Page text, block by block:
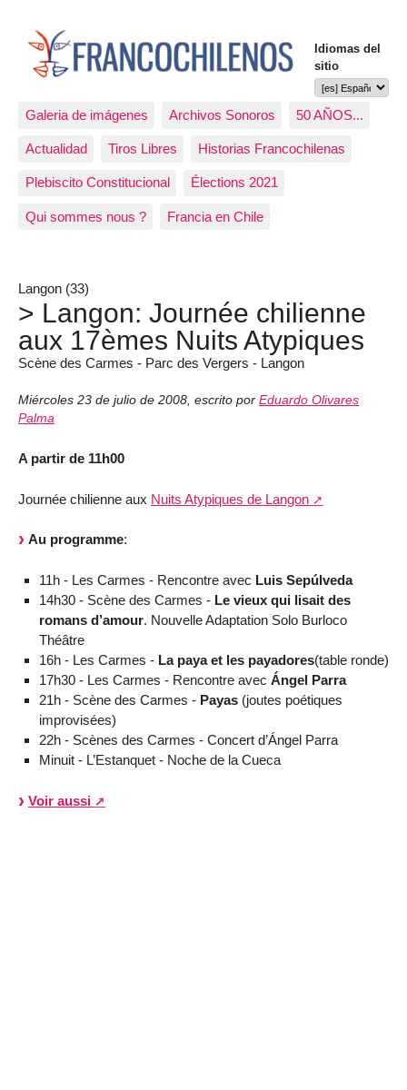
Idiomas del
sitio
Galeria de imágenes Archivos Sonoros 50 AÑOS...
Actualidad Tiros Libres Historias Francochilenas
Plebiscito Constitucional Élections 2021
Qui sommes nous ? Francia en Chile
Langon (33)
> Langon: Journée chilienne
aux 17èmes Nuits Atypiques
Scène des Carmes - Parc des Vergers - Langon
Miércoles 23 de julio de 2008, escrito por Eduardo Olivares
Palma
A partir de 11h00
Journée chilienne aux Nuits Atypiques de Langon
Au programme:
11h - Les Carmes - Rencontre avec Luis Sepúlveda
14h30 - Scène des Carmes - Le vieux qui lisait des
romans d’amour. Nouvelle Adaptation Solo Burloco
Théâtre
16h - Les Carmes - La paya et les payadores(table ronde)
17h30 - Les Carmes - Rencontre avec Ángel Parra
21h - Scène des Carmes - Payas(joutes poétiques
improvisées)
22h - Scènes des Carmes - Concert d’Ángel Parra
Minuit - L’Estanquet - Noche de la Cueca
Voir aussi